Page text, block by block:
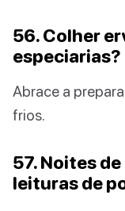
56. Colher
especiarias?
Abrace a
frios.
57. Noites
leituras de